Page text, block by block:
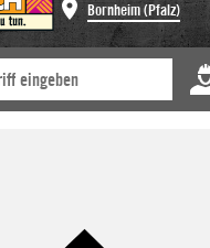
Bornheim (Pfalz)